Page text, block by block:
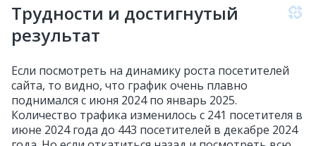
Трудности и достигнутый
результат
Если посмотреть на динамику роста посетителей
сайта, то видно, что график очень плавно
поднимался с июня 2024 по январь 2025.
Количество трафика изменилось с 241 посетителя в
июне 2024 года до 443 посетителей в декабре 2024